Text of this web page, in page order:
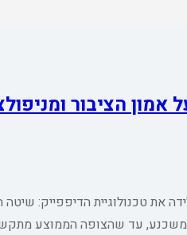
הציבור
את טכנולוגיית הדיפפייק:
משכנע, עד שהצופה הממוצע